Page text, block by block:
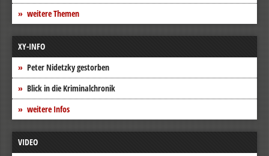
weitere Themen
XY-INFO
Peter Nidetzky gestorben
Blick in die Kriminalchronik
weitere Infos
VIDEO